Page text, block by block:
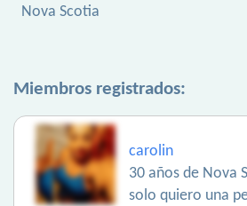
Nova Scotia
Miembros registrados:
carolin
30 años de Nova
solo quiero una